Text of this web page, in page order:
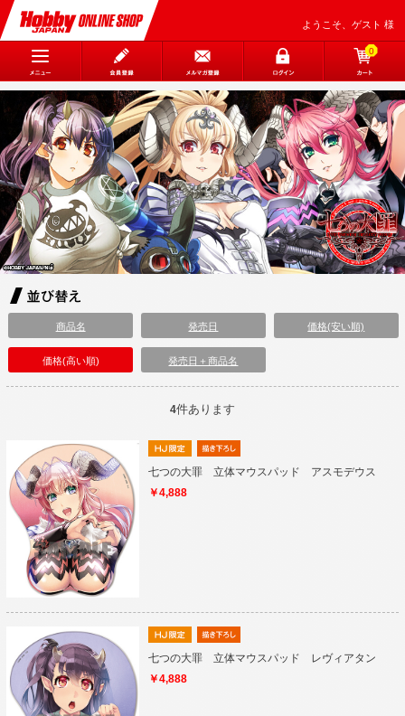
ようこそ、ゲスト 様
0
商品名 発売日 価格(安い順)
価格(高い順) 発売日＋商品名
4件あります
七つの大罪 立体マウスパッド アスモデウス
￥4,888
七つの大罪 立体マウスパッド レヴィアタン
￥4,888